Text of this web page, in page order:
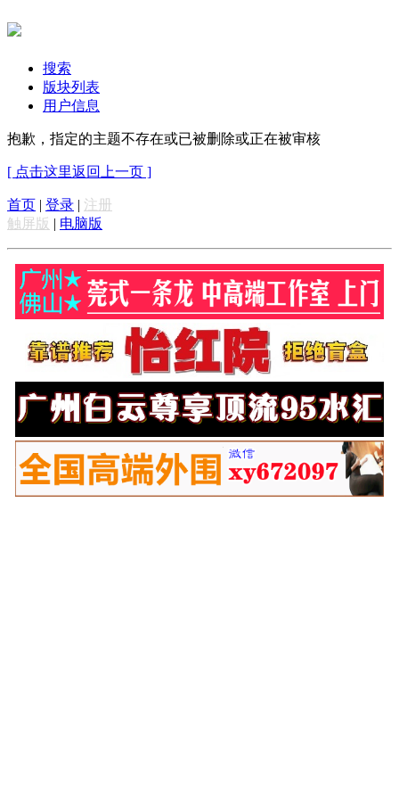
搜索
版块列表
用户信息
抱歉，指定的主题不存在或已被删除或正在被审核
[ 点击这里返回上一页 ]
首页 | 登录 | 注册
触屏版 | 电脑版